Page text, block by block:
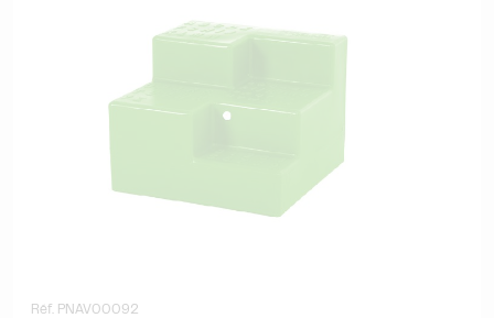
Réf. PNAV00092